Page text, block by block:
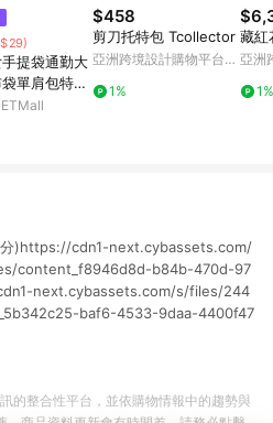
提袋通勤大
單肩包特大
袋結實包
$458
剪刀托特包 Tcollector
亞洲跨境設計購物平台
1%
藏紅
亞洲
1%
)https://cdn1-next.cybassets.com/
content_f8946d8d-b84b-470d-97
next.cybassets.com/s/files/244
baf6-4533-9daa-4400f47
的整合性平台，並依購物情報中的趨勢與